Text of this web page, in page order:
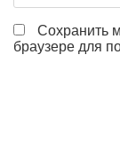
Сохранить
браузере для